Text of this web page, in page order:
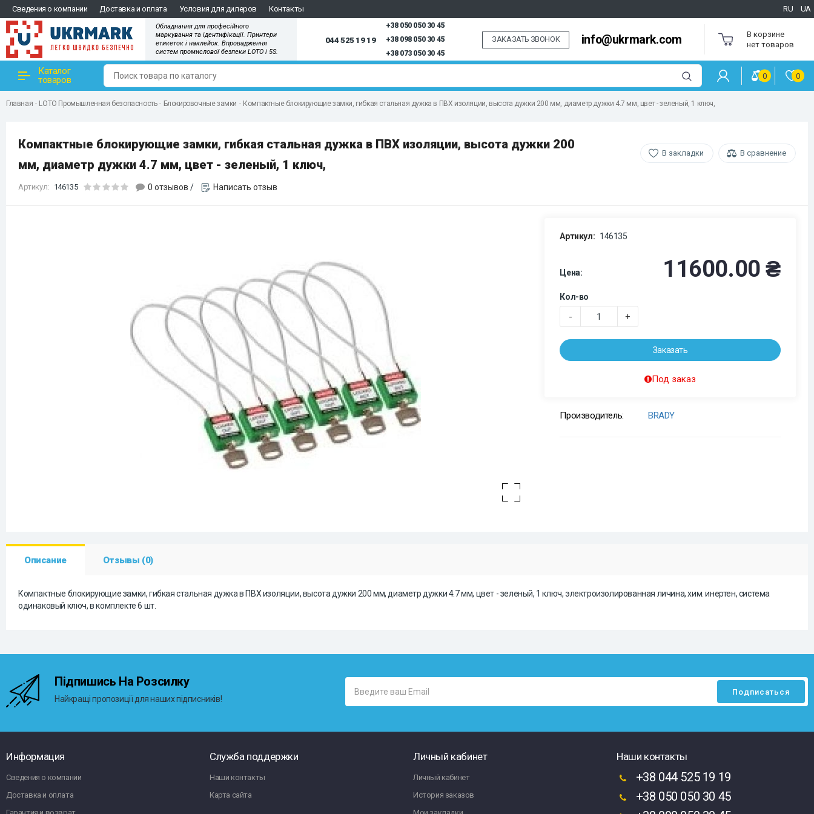
Сведения о компании Доставка и оплата Условия для дилеров Контакты RU UA
Обладнання для професійного
маркування та ідентифікації. Принтери
етикеток і наклейок. Впровадження
систем промислової безпеки LOTO і 5S.
044 525 19 19
+38 050 050 30 45
+38 098 050 30 45
+38 073 050 30 45
ЗАКАЗАТЬ ЗВОНОК info@ukrmark.com
В корзине
нет товаров
Каталог
товаров
0 0
Главная LOTO Промышленная безопасность Блокировочные замки Компактные блокирующие замки, гибкая стальная дужка в ПВХ изоляции, высота дужки 200 мм, диаметр дужки 4.7 мм, цвет - зеленый, 1 ключ,
Компактные блокирующие замки, гибкая стальная дужка в ПВХ изоляции, высота дужки 200
мм, диаметр дужки 4.7 мм, цвет - зеленый, 1 ключ,
Артикул: 146135 0 отзывов / Написать отзыв
В закладки В сравнение
Артикул: 146135
Цена: 11600.00 ₴
Кол-во
- +
Заказать
Под заказ
Производитель: BRADY
Описание Отзывы (0)
Компактные блокирующие замки, гибкая стальная дужка в ПВХ изоляции, высота дужки 200 мм, диаметр дужки 4.7 мм, цвет - зеленый, 1 ключ, электроизолированная личина, хим. инертен, система
одинаковый ключ, в комплекте 6 шт.
Підпишись На Розсилку
Найкращі пропозиції для наших підписників!
Информация
Сведения о компании
Доставка и оплата
Служба поддержки
Наши контакты
Карта сайта
Личный кабинет
Личный кабинет
История заказов
Наши контакты
+38 044 525 19 19
+38 050 050 30 45